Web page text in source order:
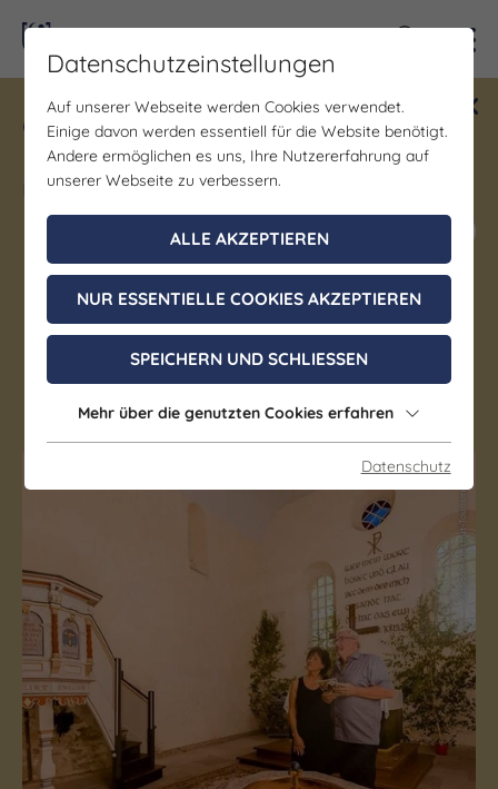
Gewinne ein Blind Date mit Saale-
Unstrut! Teilnahme vom 1.7. - 18.12.
möglich.
Jetzt mitmachen
Denkmal/Wahrzeichen | Kirche/Dome/Kloster
Kirche St. Micheln
Mücheln (Geiseltal)
(c) Saale-Unstrut-Tourismus e.V.
Datenschutzeinstellungen
Auf unserer Webseite werden Cookies verwendet.
Einige davon werden essentiell für die Website benötigt.
Andere ermöglichen es uns, Ihre Nutzererfahrung auf
unserer Webseite zu verbessern.
ALLE AKZEPTIEREN
NUR ESSENTIELLE COOKIES AKZEPTIEREN
SPEICHERN UND SCHLIESSEN
Mehr über die genutzten Cookies erfahren
Datenschutz